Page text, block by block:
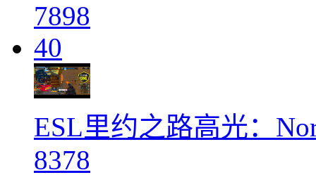
7898
40
ESL里约之路高光：
8378